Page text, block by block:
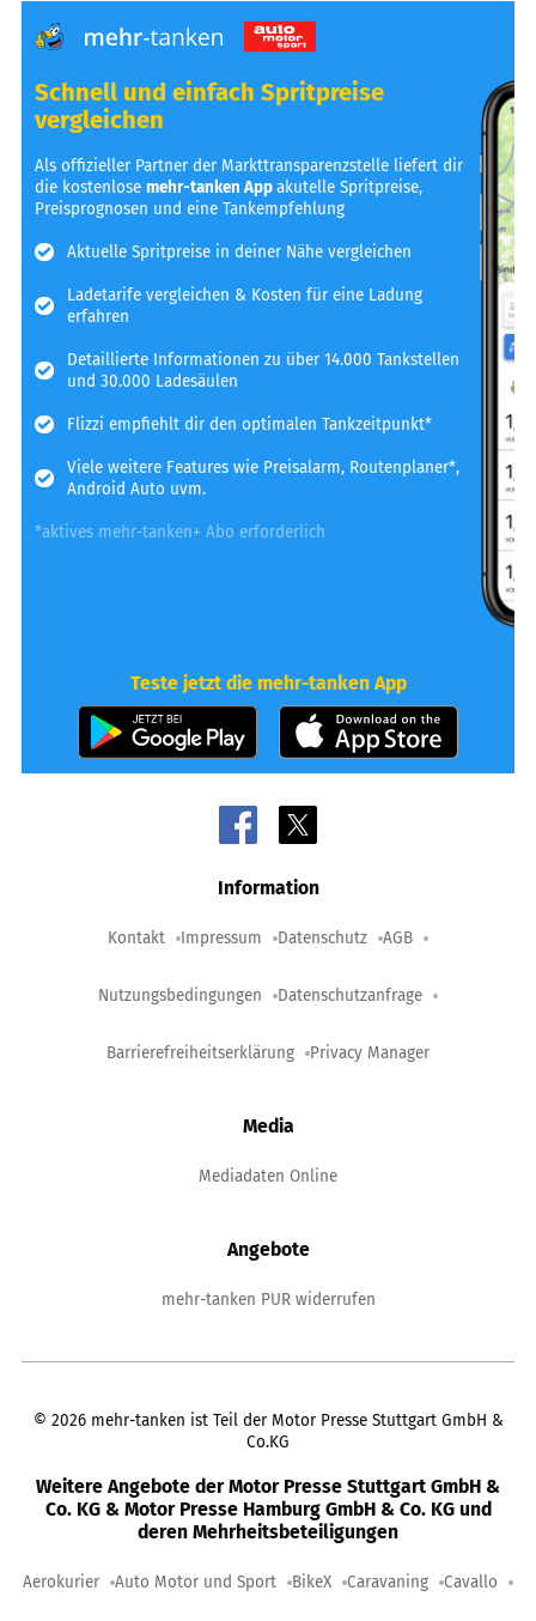
Schnell und einfach Spritpreise
vergleichen
Als offizieller Partner der Markttransparenzstelle liefert dir
die kostenlosemehr-tanken Appakutelle Spritpreise,
Preisprognosen und eine Tankempfehlung
Aktuelle Spritpreise in deiner Nähe vergleichen
Ladetarife vergleichen & Kosten für eine Ladung
erfahren
Detaillierte Informationen zu über 14.000 Tankstellen
und 30.000 Ladesäulen
Flizzi empfiehlt dir den optimalen Tankzeitpunkt*
Viele weitere Features wie Preisalarm, Routenplaner*,
Android Auto uvm.
*aktives mehr-tanken+ Abo erforderlich
Teste jetzt die mehr-tanken App
Information
Kontakt Impressum Datenschutz AGB
Nutzungsbedingungen Datenschutzanfrage
Barrierefreiheitserklärung Privacy Manager
Media
Mediadaten Online
Angebote
mehr-tanken PUR widerrufen
© 2026 mehr-tanken ist Teil der Motor Presse Stuttgart GmbH &
Co.KG
Weitere Angebote der Motor Presse Stuttgart GmbH &
Co. KG & Motor Presse Hamburg GmbH & Co. KG und
deren Mehrheitsbeteiligungen
Aerokurier Auto Motor und Sport BikeX Caravaning Cavallo